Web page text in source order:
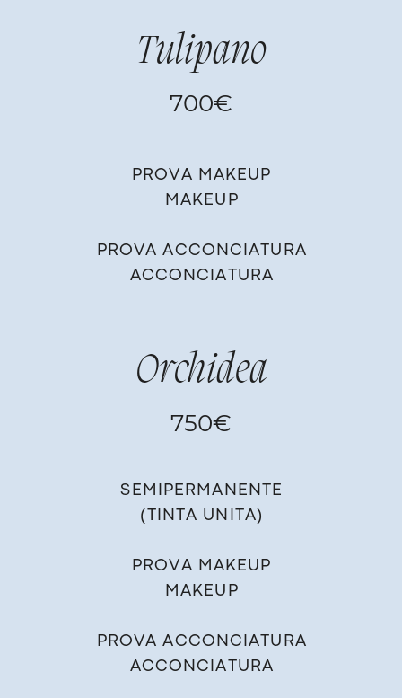
Tulipano
700€
PROVA MAKEUP
MAKEUP
PROVA ACCONCIATURA
ACCONCIATURA
Orchidea
750€
SEMIPERMANENTE
(TINTA UNITA)
PROVA MAKEUP
MAKEUP
PROVA ACCONCIATURA
ACCONCIATURA